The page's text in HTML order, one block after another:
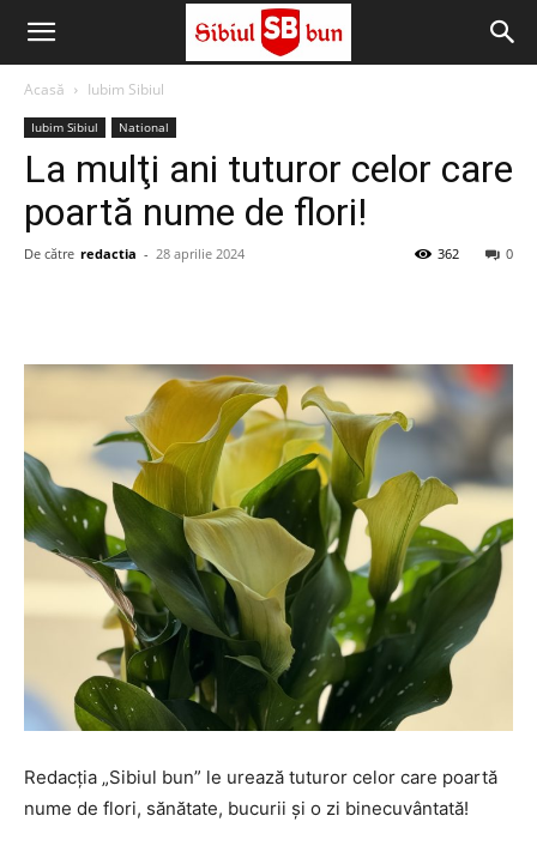
Sibiul
Acasă Iubim Sibiul
Iubim Sibiul National
La mulţi ani tuturor celor care
poartă nume de flori!
De către redactia - 28 aprilie 2024 0
362
Redacţia „Sibiul bun” le urează tuturor celor care poartă
nume de flori, sănătate, bucurii şi o zi binecuvântată!